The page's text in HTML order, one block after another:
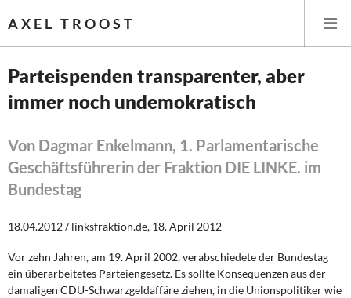
AXEL TROOST
Startseite
Themen
Leitlinien linker Wirtschafts- und Finanzpolitik
Steuer- und Finanzpolitik
Öffentliche Infrastruktur und Daseinsvorsorge
Parteispenden transparenter, aber
immer noch undemokratisch
Von Dagmar Enkelmann, 1. Parlamentarische
Geschäftsführerin der Fraktion DIE LINKE. im
Bundestag
18.04.2012 / linksfraktion.de, 18. April 2012
Vor zehn Jahren, am 19. April 2002, verabschiedete der Bundestag
ein überarbeitetes Parteiengesetz. Es sollte Konsequenzen aus der
damaligen CDU-Schwarzgeldaffäre ziehen, in die Unionspolitiker wie